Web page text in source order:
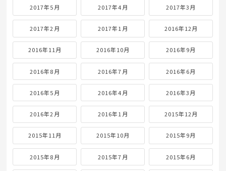
2017年5月 2017年4月 2017年3月
2017年2月 2017年1月 2016年12月
2016年11月 2016年10月 2016年9月
2016年8月 2016年7月 2016年6月
2016年5月 2016年4月 2016年3月
2016年2月 2016年1月 2015年12月
2015年11月 2015年10月 2015年9月
2015年8月 2015年7月 2015年6月